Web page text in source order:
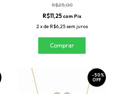
R$25,00
R$11,25com Pix
2xde R$6,25 sem juros
-50%
OFF